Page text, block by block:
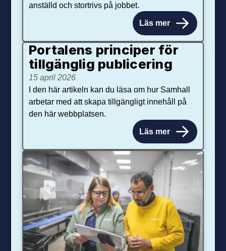
anställd och stortrivs på jobbet.
Läs mer
Portalens principer för
tillgänglig publicering
15 april 2026
I den här artikeln kan du läsa om hur Samhall
arbetar med att skapa tillgängligt innehåll på
den här webbplatsen.
Läs mer